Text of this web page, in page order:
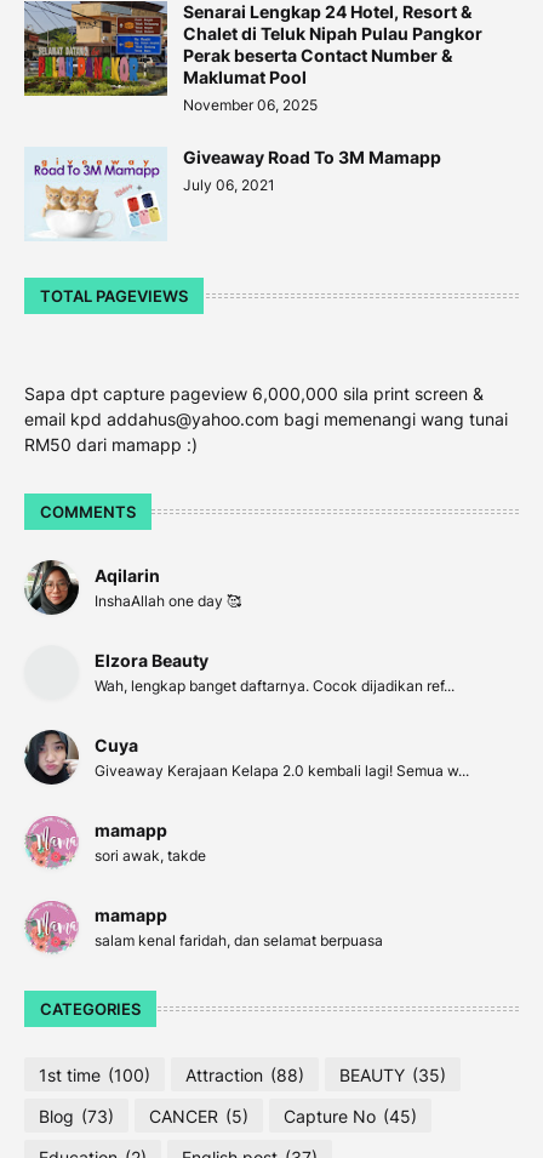
Senarai Lengkap 24 Hotel, Resort &
Chalet di Teluk Nipah Pulau Pangkor
Perak beserta Contact Number &
Maklumat Pool
November 06, 2025
Giveaway Road To 3M Mamapp
July 06, 2021
TOTAL PAGEVIEWS
Sapa dpt capture pageview 6,000,000 sila print screen &
email kpd addahus@yahoo.com bagi memenangi wang tunai
RM50 dari mamapp :)
COMMENTS
Aqilarin
InshaAllah one day 🥰
Elzora Beauty
Wah, lengkap banget daftarnya. Cocok dijadikan ref...
Cuya
Giveaway Kerajaan Kelapa 2.0 kembali lagi! Semua w...
mamapp
sori awak, takde
mamapp
salam kenal faridah, dan selamat berpuasa
CATEGORIES
1st time (100) Attraction (88) BEAUTY (35)
Blog (73) CANCER (5) Capture No (45)